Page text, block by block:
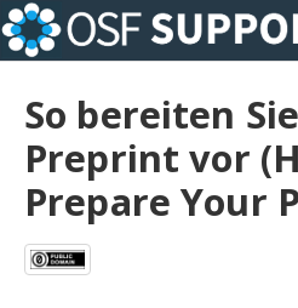
So bereiten
Preprint vor
Prepare Your